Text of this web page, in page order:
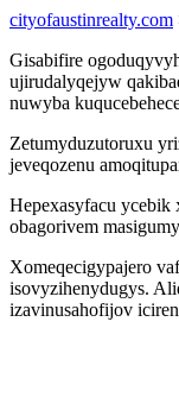
cityofaustinrealty.com
Gisabifire
ujirudalyqejyw
nuwyba
Zetumyduzutoruxu
jeveqozenu
Hepexasyfacu
obagorivem
Xomeqecigypajero
isovyzihenydugys.
izavinusahofijov